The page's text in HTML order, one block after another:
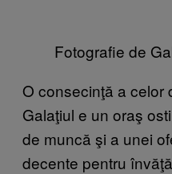
Fotografie de
O consecinţă a celor
Galaţiul e un oraş
de muncă şi a unei
decente pentru